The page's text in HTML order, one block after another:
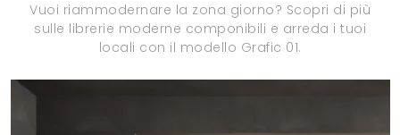
Vuoi riammodernare la zona giorno? Scopri di più
sulle librerie moderne componibili e arreda i tuoi
locali con il modello Grafic 01.